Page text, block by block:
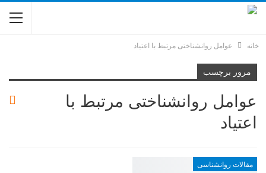
خانه عوامل روانشناختی مرتبط با اعتیاد
مرور برچسب
عوامل روانشناختی مرتبط با
اعتیاد
مقالات روانشناسی